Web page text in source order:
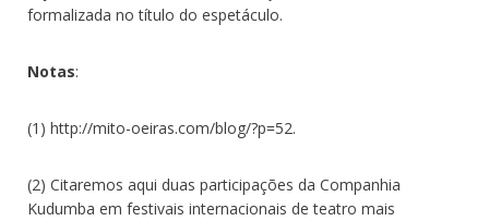
formalizada no título do espetáculo.
Notas:
(1) http://mito-oeiras.com/blog/?p=52.
(2) Citaremos aqui duas participações da Companhia
Kudumba em festivais internacionais de teatro mais